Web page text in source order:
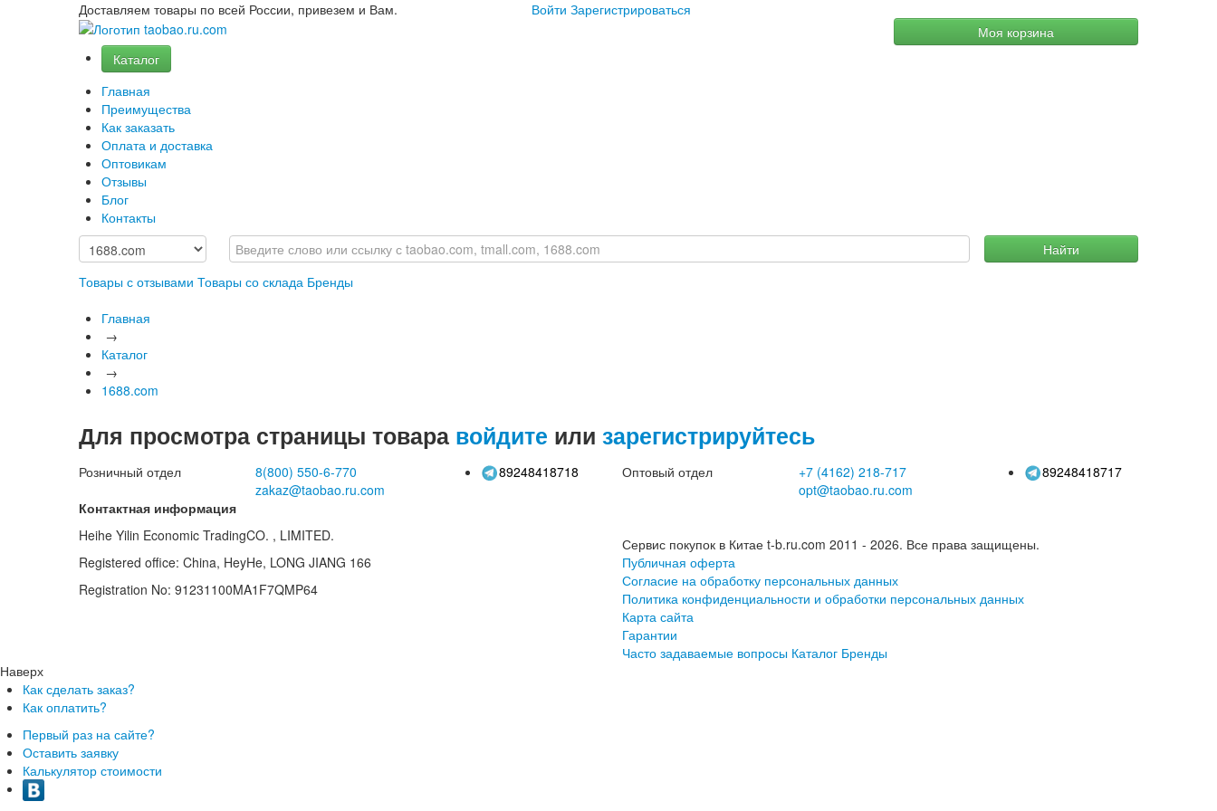
Доставляем товары по всей России, привезем и Вам. Войти Зарегистрироваться
Моя корзина
Каталог
Главная
Преимущества
Как заказать
Оплата и доставка
Оптовикам
Отзывы
Блог
Контакты
Товары с отзывами Товары со склада Бренды
Найти
Главная
→
Каталог
→
1688.com
Для просмотра страницы товара войдите или зарегистрируйтесь
Розничный отдел 8(800) 550-6-770
zakaz@taobao.ru.com
89248418718 Оптовый отдел +7 (4162) 218-717
opt@taobao.ru.com
89248418717
Контактная информация
Heihe Yilin Economic TradingCO. , LIMITED.
Registered office: China, HeyHe, LONG JIANG 166
Registration No: 91231100MA1F7QMP64
Сервис покупок в Китае t-b.ru.com 2011 - 2026. Все права защищены.
Публичная оферта
Согласие на обработку персональных данных
Политика конфиденциальности и обработки персональных данных
Карта сайта
Гарантии
Часто задаваемые вопросы Каталог Бренды
Наверх
Как сделать заказ?
Как оплатить?
Первый раз на сайте?
Оставить заявку
Калькулятор стоимости